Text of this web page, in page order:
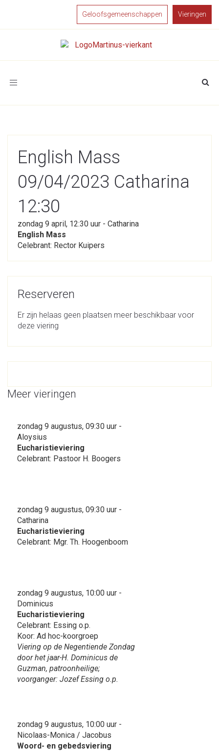
Geloofsgemeenschappen Vieringen
Toggle
English Mass
09/04/2023 Catharina
12:30
zondag 9 april, 12:30 uur - Catharina
English Mass
Celebrant: Rector Kuipers
Reserveren
Er zijn helaas geen plaatsen meer beschikbaar voor
deze viering
Meer vieringen
zondag 9 augustus, 09:30 uur -
Aloysius
Eucharistieviering
Celebrant: Pastoor H. Boogers
zondag 9 augustus, 09:30 uur -
Catharina
Eucharistieviering
Celebrant: Mgr. Th. Hoogenboom
zondag 9 augustus, 10:00 uur -
Dominicus
Eucharistieviering
Celebrant: Essing o.p.
Koor: Ad hoc-koorgroep
Viering op de Negentiende Zondag
door het jaar-H. Dominicus de
Guzman, patroonheilige;
voorganger: Jozef Essing o.p.
zondag 9 augustus, 10:00 uur -
Nicolaas-Monica / Jacobus
Woord- en gebedsviering